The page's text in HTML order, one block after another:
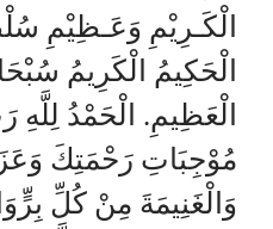
الْكَـرِيْمِ وَعَـظِيْمِ
الْحَكِيمُ الْكَرِيمُ
الْعَظِيمِ. الْحَمْدُ لِلَّهِ
مُوْجِبَاتِ رَحْمَتِكَ
وَالْغَنِيمَةَ مِنْ كُلِّ